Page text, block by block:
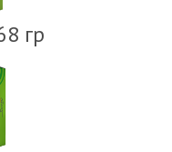
гр